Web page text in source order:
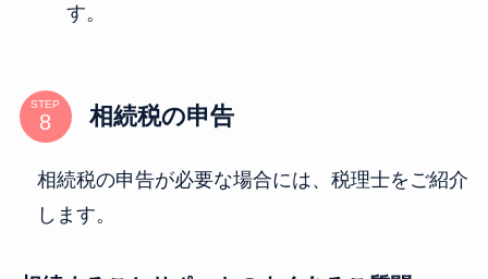
す。
STEP 相続税の申告
相続税の申告が必要な場合には、税理士をご紹介
します。